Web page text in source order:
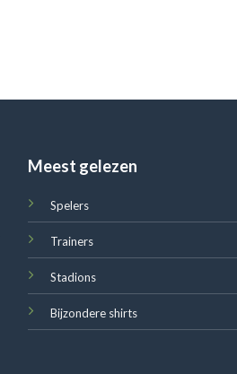
Meest gelezen
Spelers
Trainers
Stadions
Bijzondere shirts